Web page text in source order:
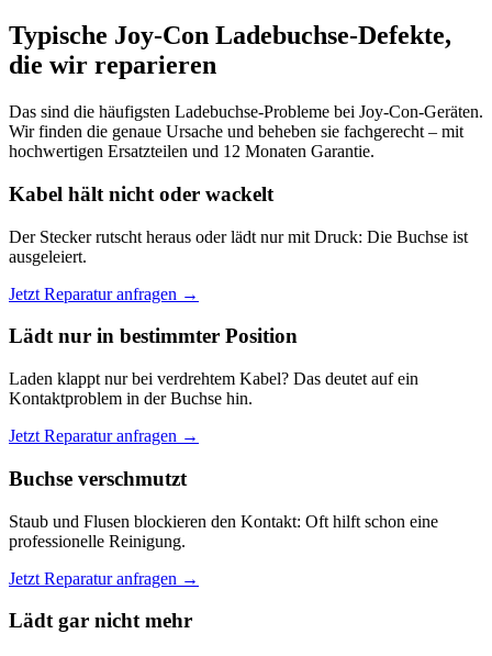
Typische Joy-Con Ladebuchse-Defekte,
die wir reparieren
Das sind die häufigsten Ladebuchse-Probleme bei Joy-Con-Geräten.
Wir finden die genaue Ursache und beheben sie fachgerecht – mit
hochwertigen Ersatzteilen und 12 Monaten Garantie.
Kabel hält nicht oder wackelt
Der Stecker rutscht heraus oder lädt nur mit Druck: Die Buchse ist
ausgeleiert.
Jetzt Reparatur anfragen →
Lädt nur in bestimmter Position
Laden klappt nur bei verdrehtem Kabel? Das deutet auf ein
Kontaktproblem in der Buchse hin.
Jetzt Reparatur anfragen →
Buchse verschmutzt
Staub und Flusen blockieren den Kontakt: Oft hilft schon eine
professionelle Reinigung.
Jetzt Reparatur anfragen →
Lädt gar nicht mehr